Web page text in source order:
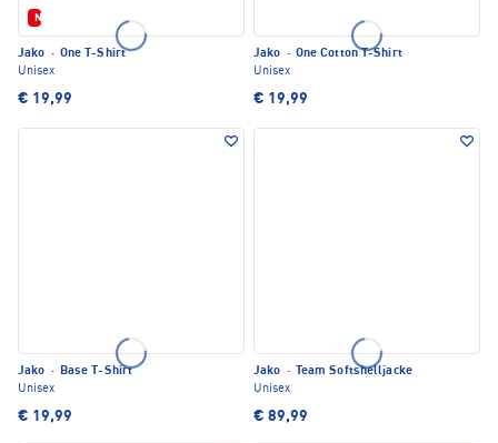
Neu
Jako · One T-Shirt
Unisex
€ 19,99
Jako · One Cotton T-Shirt
Unisex
€ 19,99
Jako · Base T-Shirt
Unisex
€ 19,99
Jako ·
Team Softshelljacke
Unisex
€ 89,99